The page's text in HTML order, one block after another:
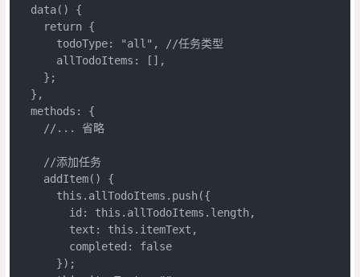
  data() {
    return {
      todoType: "all", //任务类型
      allTodoItems: [],
    };
  },
  methods: {
    //... 省略
    //添加任务
    addItem() {
      this.allTodoItems.push({
        id: this.allTodoItems.length,
        text: this.itemText,
        completed: false
      });